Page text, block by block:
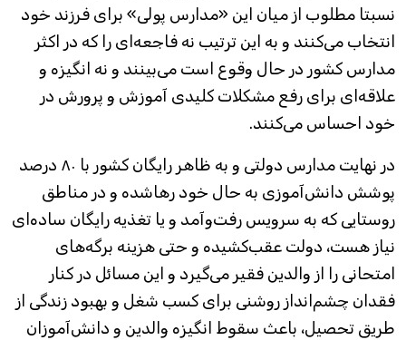
نسبتا مطلوب از میان این «مدارس پولی» برای فرزند خود
انتخاب می‌کنند و به این ترتیب نه فاجعه‌ای را که در اکثر
مدارس کشور در حال وقوع است می‌بینند و نه انگیزه و
علاقه‌ای برای رفع مشکلات کلیدی آموزش و پرورش در
خود احساس می‌کنند.
در نهایت مدارس دولتی و به ظاهر رایگان کشور با ۸۰ درصد
پوشش دانش‌آموزی به حال خود رهاشده و در مناطق
روستایی که به سرویس رفت‌و‌آمد و یا تغذیه رایگان ساده‌ای
نیاز هست، دولت عقب‌کشیده و حتی هزینه برگه‌های
امتحانی را از والدین فقیر می‌گیرد و این مسائل در کنار
فقدان چشم‌انداز روشنی برای کسب شغل و بهبود زندگی از
طریق تحصیل، باعث سقوط انگیزه والدین و دانش‌آموزان